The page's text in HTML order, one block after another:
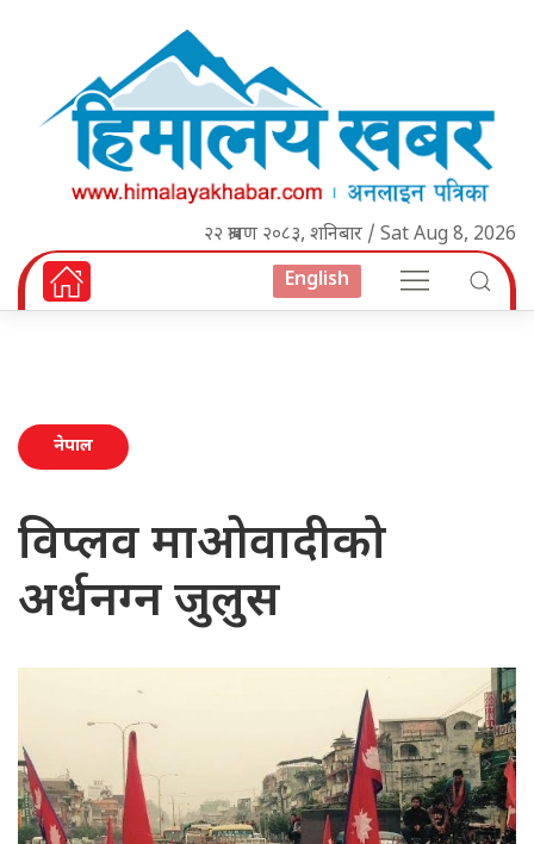
२२ श्रावण २०८३, शनिबार / Sat Aug 8, 2026
English
नेपाल
विप्लव माओवादीको
अर्धनग्न जुलुस